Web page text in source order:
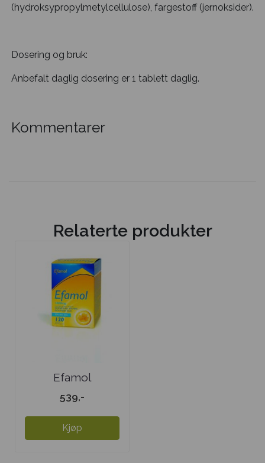
(hydroksypropylmetylcellulose), fargestoff (jernoksider).
Dosering og bruk:
Anbefalt daglig dosering er 1 tablett daglig.
Kommentarer
Relaterte produkter
Efamol
539,-
Kjøp